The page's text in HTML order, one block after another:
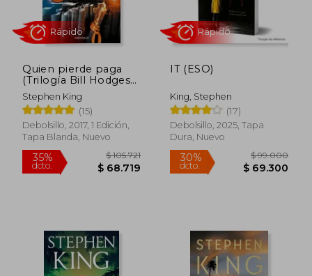
30%
dcto.
$ 72.000
$ 50.400
Rápido
30%
dcto.
Rápido
Quien pierde paga
(Trilogía Bill Hodges
2)
Stephen King
(15)
Debolsillo, 2017, 1 Edición,
Tapa Blanda, Nuevo
IT (ESO)
King, Stephen
(17)
Debolsillo, 2025, Tapa
Dura, Nuevo